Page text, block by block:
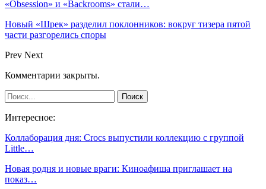
«Obsession» и «Backrooms» стали…
Новый «Шрек» разделил поклонников: вокруг тизера пятой
части разгорелись споры
Prev Next
Комментарии закрыты.
Интересное:
Коллаборация дня: Crocs выпустили коллекцию с группой
Little…
Новая родня и новые враги: Киноафиша приглашает на
показ…